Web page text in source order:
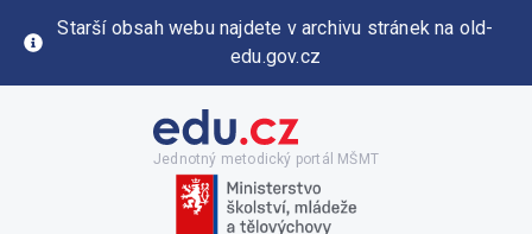
Starší obsah webu najdete v archivu stránek na old-
edu.gov.cz
Jednotný metodický portál MŠMT